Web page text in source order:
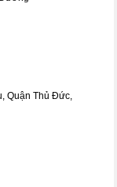
Quận Thủ Đức,